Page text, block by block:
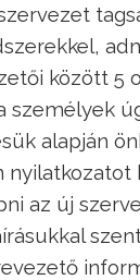
között 5
személyek
alapján
az új